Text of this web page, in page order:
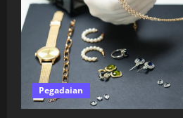
Pegadaian